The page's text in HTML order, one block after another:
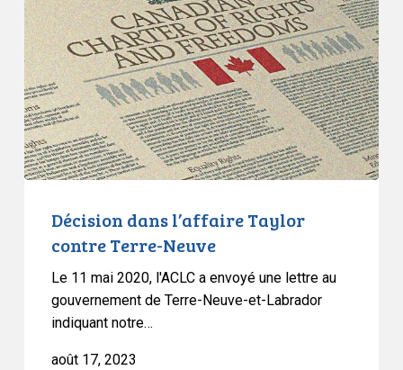
Taylor
contre
Terre-
Neuve
Décision dans l’affaire Taylor
contre Terre-Neuve
Le 11 mai 2020, l'ACLC a envoyé une lettre au
gouvernement de Terre-Neuve-et-Labrador
indiquant notre…
août 17, 2023